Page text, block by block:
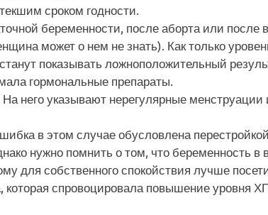
сроком годности.
беременности, после аборта или
может о нем не знать). Как только
показывать ложноположительный
гормональные препараты.
него указывают нерегулярные менструации
в этом случае обусловлена
нужно помнить о том, что беременность в
для собственного спокойствия лучше
спровоцировала повышение уровня